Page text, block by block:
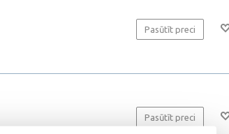
Pasūtīt preci
Pasūtīt preci